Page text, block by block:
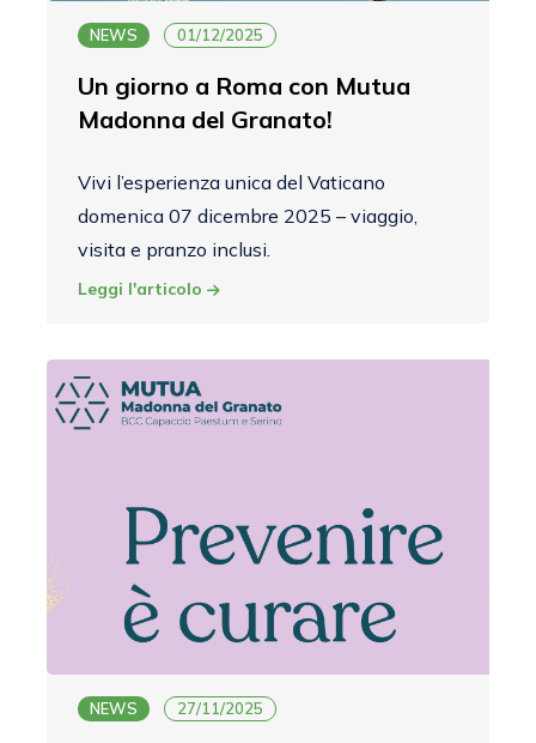
NEWS 01/12/2025
Un giorno a Roma con Mutua
Madonna del Granato!
Vivi l’esperienza unica del Vaticano
domenica 07 dicembre 2025 – viaggio,
visita e pranzo inclusi.
Leggi l'articolo
NEWS 27/11/2025